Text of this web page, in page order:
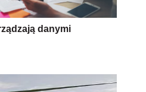
danymi